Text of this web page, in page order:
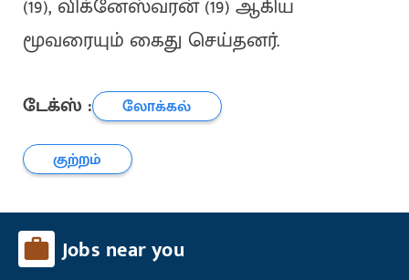
(19), விக்னேஸ்வரன் (19) ஆகிய
மூவரையும் கைது செய்தனர்.
டேக்ஸ் :
லோக்கல்
குற்றம்
Jobs near you